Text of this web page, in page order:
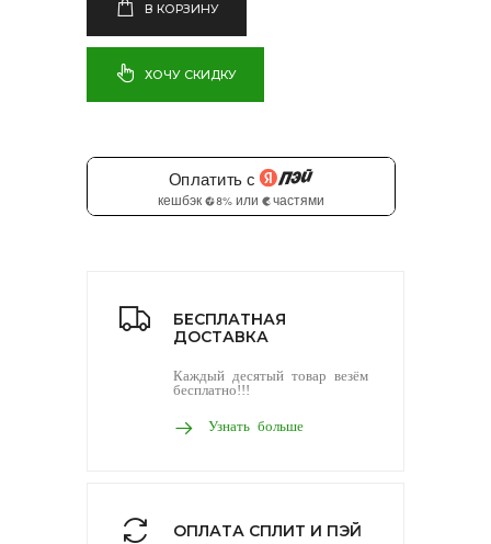
В КОРЗИНУ
ХОЧУ СКИДКУ
БЕСПЛАТНАЯ
ДОСТАВКА
Каждый десятый товар везём
бесплатно!!!
Узнать больше
ОПЛАТА СПЛИТ И ПЭЙ